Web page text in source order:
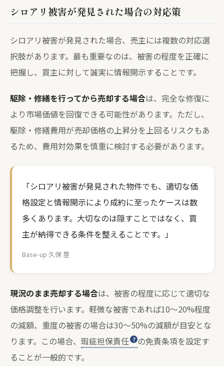
シロアリ被害が発見された場合の対応策
シロアリ被害が発見された場合、売主には複数の対応選
択肢があります。最も重要なのは、被害の程度を正確に
把握し、買主に対して誠実に情報開示することです。
駆除・修繕を行ってから売却する場合は、完全な修復に
より市場価値を回復できる可能性があります。ただし、
駆除・修繕費用が売却価格の上昇分を上回るリスクもあ
るため、費用対効果を慎重に検討する必要があります。
「シロアリ被害が発見された物件でも、適切な価
格設定と情報開示により成約に至ったケースは数
多くあります。大切なのは隠すことではなく、買
主が納得できる条件を整えることです。」
Base-up 久保 塁
現況のまま売却する場合は、被害の程度に応じて適切な
価格調整を行います。軽微な被害であれば10〜20%程度
の減額、重度の被害の場合は30〜50%の減額が目安とな
ります。この場合、 瑕疵担保責任
の免責条項を設定す
ることが一般的です。